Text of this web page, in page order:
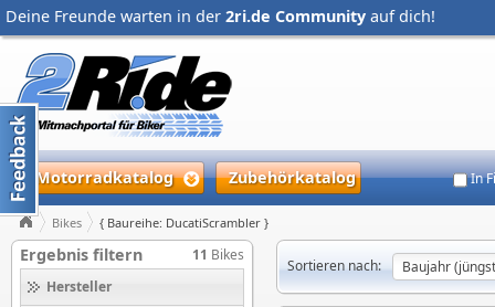
Deine Freunde warten in der 2ri.de Community auf dich!
Motorradkatalog Zubehörkatalog In
Bikes { Baureihe: DucatiScrambler }
Ergebnis filtern 11 Bikes
Hersteller
Sortieren nach: